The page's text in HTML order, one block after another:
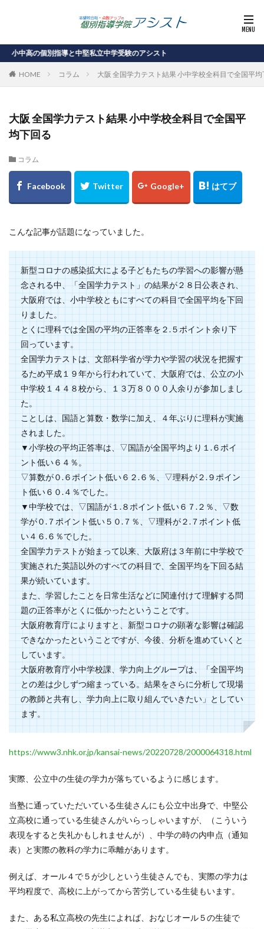
の個別指導と中堅私立中学受験のアシスト
HOME コラム 大阪 全国学力テスト結果 小中学校全科目で全国平
大阪 全国学力テスト結果 小中学校全科目で全国平
均下回る
コラム
こんな記事が話題になっていました。
新型コロナの感染拡大による子どもたちの学習への影響が懸
念される中、「全国学力テスト」の結果が２８日公表され、
大阪府では、小中学校ともにすべての科目で全国平均を下回
りました。
とくに理科では全国の平均の正答率を２.５ポイント余り下
回っています。
全国学力テストは、文部科学省が学力や学習の状況を把握す
るため平成１９年から行われていて、大阪府では、公立の小
中学校１４４８校から、１３万８０００人余りが参加しまし
た。
ことしは、国語と算数・数学に加え、４年ぶりに理科が実施
されました。
▼小学校の平均正答率は、▽国語が全国平均より１.６ポイ
ント低い６４％。
▽算数が０.６ポイント低い６２.６％、▽理科が２.９ポイン
ト低い６０.４％でした。
▼中学校では、▽国語が１.８ポイント低い６７.２％、▽数
学が０.７ポイント低い５０.７％、▽理科が２.７ポイント低
い４６.６％でした。
全国学力テストが始まって以来、大阪府は３年前に中学校で
実施された英語以外のすべての科目で、全国平均を下回る結
果が続いています。
また、学習したことを日常生活などに関連付けて理解する問
題の正答率がとくに低かったということです。
大阪府教育庁によりますと、新型コロナの顕著な影響は確認
できなかったということですが、今後、分析を進めていくと
しています。
大阪府教育庁小中学校課、学力向上グループは、「全国平均
との差は少しずつ縮まっている。結果をさらに分析して現場
の教師と共有し、学力向上に取り組んでいきたい」としてい
ます。
https://www3.nhk.or.jp/kansai-news/20220728/2000064318.html
実際、公立中の生徒の学力が落ちているように感じます。
当塾に通っていただいている生徒さんにも公立中出身で、中堅公
立高校に通っている生徒さんがいらっしゃいますが、（こういう
表現をすると失礼かもしれませんが）、中学の時の内申点（通知
表）と実際の教科の学力に乖離があります。
例えば、オール４で５が少しという生徒さんでも、実際の学力は
平均程度で、高校に上がってから苦労している生徒もいます。
また、ある私立高校の先生によれば、おなじオール５の生徒で